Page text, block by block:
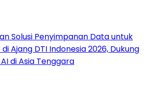
Solusi Penyimpanan Data untuk
Ajang DTI Indonesia 2026, Dukung
di Asia Tenggara